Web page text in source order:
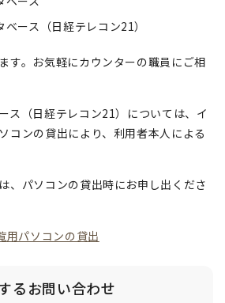
ース（日経テレコン21）
す。お気軽にカウンターの職員にご相
ス（日経テレコン21）については、イ
コンの貸出により、利用者本人による
、パソコンの貸出時にお申し出くださ
用パソコンの貸出
るお問い合わせ